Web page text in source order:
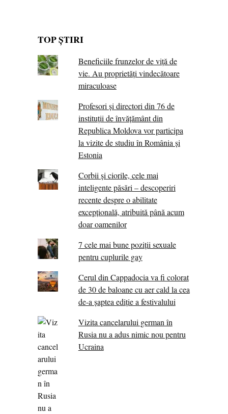
TOP ȘTIRI
Beneficiile frunzelor de viță de
vie. Au proprietăţi vindecătoare
miraculoase
Profesori și directori din 76 de
instituții de învățământ din
Republica Moldova vor participa
la vizite de studiu în România și
Estonia
Corbii şi ciorile, cele mai
inteligente păsări – descoperiri
recente despre o abilitate
excepţională, atribuită până acum
doar oamenilor
7 cele mai bune poziții sexuale
pentru cuplurile gay
Cerul din Cappadocia va fi colorat
de 30 de baloane cu aer cald la cea
de-a șaptea ediție a festivalului
Vizita cancelarului german în
Rusia nu a adus nimic nou pentru
Ucraina